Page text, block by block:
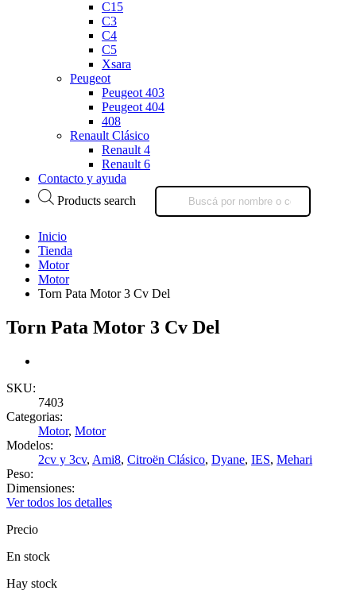
C15
C3
C4
C5
Xsara
Peugeot
Peugeot 403
Peugeot 404
408
Renault Clásico
Renault 4
Renault 6
Contacto y ayuda
Products search
Inicio
Tienda
Motor
Motor
Torn Pata Motor 3 Cv Del
Torn Pata Motor 3 Cv Del
SKU:
7403
Categorias:
Motor, Motor
Modelos:
2cv y 3cv, Ami8, Citroën Clásico, Dyane, IES, Mehari
Peso:
Dimensiones:
Ver todos los detalles
Precio
En stock
Hay stock